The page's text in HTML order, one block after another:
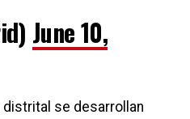
June 10,
se desarrollan